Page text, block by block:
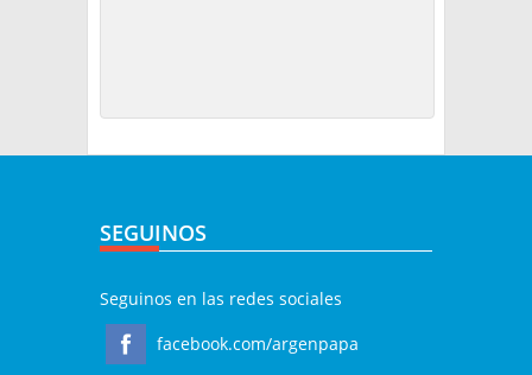
SEGUINOS
Seguinos en las redes sociales
facebook.com/argenpapa